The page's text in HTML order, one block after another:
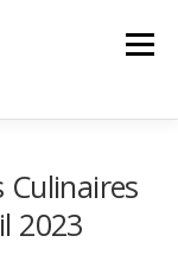
Menu
Culinaires
2023